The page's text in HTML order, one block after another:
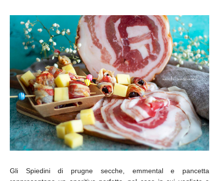
Gli Spiedini di prugne secche, emmental e pancetta